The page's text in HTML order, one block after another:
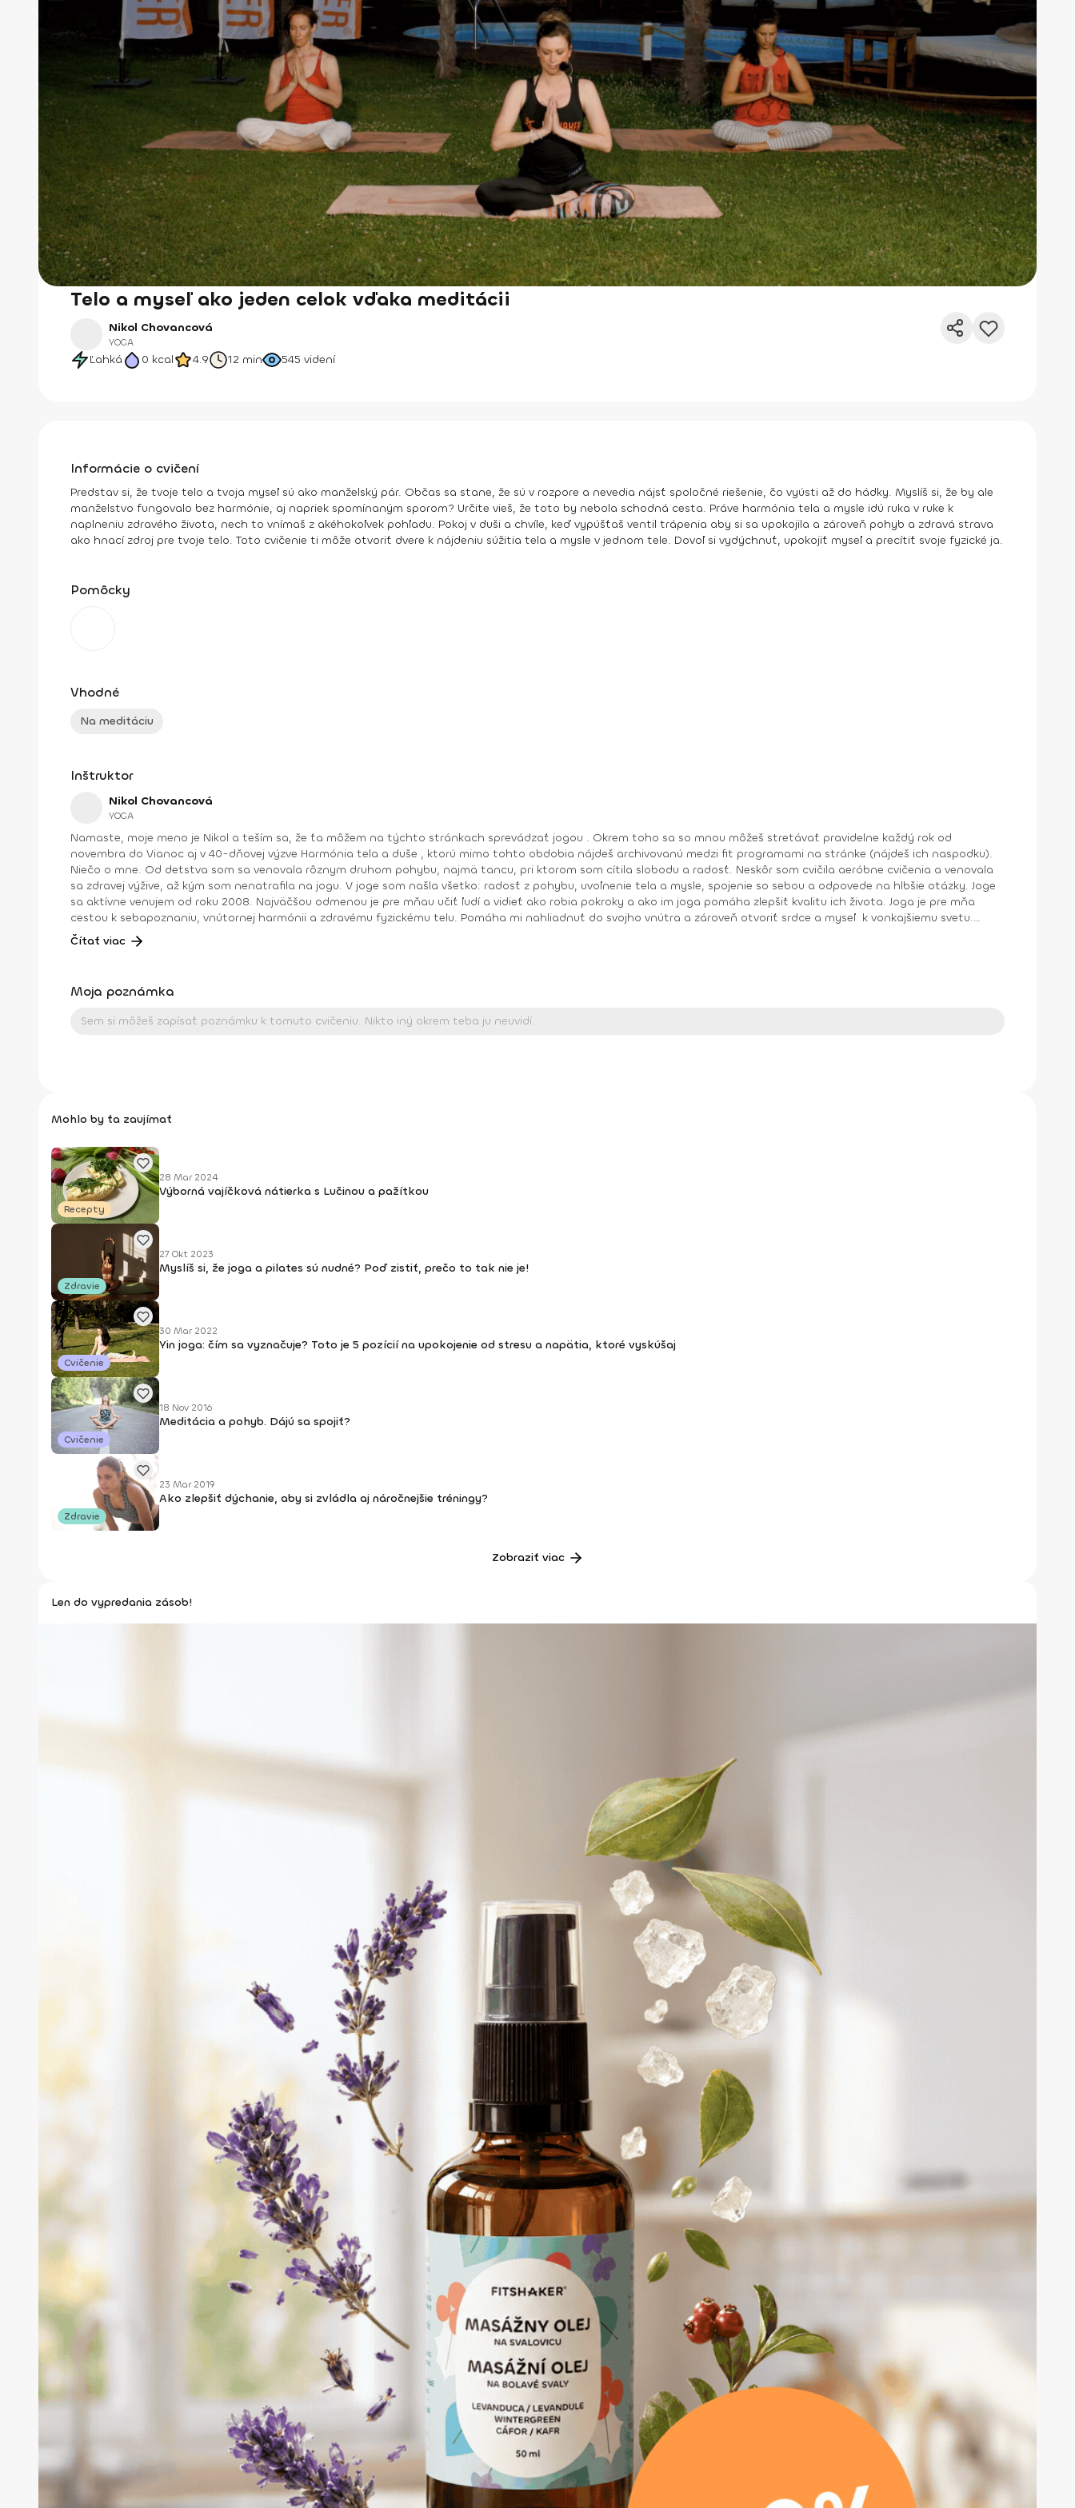
Telo a myseľ ako jeden celok vďaka meditácii
Nikol Chovancová
YOGA
Ľahká 0 kcal 4.9 12 min 545 videní
Informácie o cvičení
Predstav si, že tvoje telo a tvoja myseľ sú ako manželský pár. Občas sa stane, že sú v rozpore a nevedia nájsť spoločné riešenie, čo vyústi až do hádky. Myslíš si, že by ale
manželstvo fungovalo bez harmónie, aj napriek spomínaným sporom? Určite vieš, že toto by nebola schodná cesta. Práve harmónia tela a mysle idú ruka v ruke k
naplneniu zdravého života, nech to vnímaš z akéhokoľvek pohľadu. Pokoj v duši a chvíle, keď vypúšťaš ventil trápenia aby si sa upokojila a zároveň pohyb a zdravá strava
ako hnací zdroj pre tvoje telo. Toto cvičenie ti môže otvoriť dvere k nájdeniu súžitia tela a mysle v jednom tele. Dovoľ si vydýchnuť, upokojiť myseľ a precítiť svoje fyzické ja.
Pomôcky
Vhodné
Na meditáciu
Inštruktor
Nikol Chovancová
YOGA
Namaste, moje meno je Nikol a teším sa, že ťa môžem na týchto stránkach sprevádzať jogou . Okrem toho sa so mnou môžeš stretávať pravidelne každý rok od
novembra do Vianoc aj v 40-dňovej výzve Harmónia tela a duše , ktorú mimo tohto obdobia nájdeš archivovanú medzi fit programami na stránke (nájdeš ich naspodku).
Niečo o mne. Od detstva som sa venovala rôznym druhom pohybu, najmä tancu, pri ktorom som cítila slobodu a radosť. Neskôr som cvičila aeróbne cvičenia a venovala
sa zdravej výžive, až kým som nenatrafila na jogu. V joge som našla všetko: radosť z pohybu, uvoľnenie tela a mysle, spojenie so sebou a odpovede na hlbšie otázky. Joge
sa aktívne venujem od roku 2008. Najväčšou odmenou je pre mňau učiť ľudí a vidieť ako robia pokroky a ako im joga pomáha zlepšiť kvalitu ich života. Joga je pre mňa
cestou k sebapoznaniu, vnútornej harmónii a zdravému fyzickému telu. Pomáha mi nahliadnuť do svojho vnútra a zároveň otvoriť srdce a myseľ k vonkajšiemu svetu.
Vďaka nej je môj život krajší, lepší a plnohodnotnejší. Viac info o mne a joge nájdete na mojej stránke nikolchovancova.sk Dosiahnuté vzdelanie: Inštruktor powerjogy,
stupeň 1 a 2 – Powerjoga Akadémia Slovensko – lektori: Bc. Michaela Hluchová (SR), Václav Krejčík (ČR) Intenzívny odborný seminár Gravid jogy – lektor Ing. Dana
Čítať viac
Moja poznámka
Mohlo by ťa zaujímať
Recepty
28 Mar 2024
Výborná vajíčková nátierka s Lučinou a pažítkou
Zdravie
27 Okt 2023
Myslíš si, že joga a pilates sú nudné? Poď zistiť, prečo to tak nie je!
Cvičenie
30 Mar 2022
Yin joga: čím sa vyznačuje? Toto je 5 pozícií na upokojenie od stresu a napätia, ktoré vyskúšaj
Cvičenie
18 Nov 2016
Meditácia a pohyb. Dájú sa spojiť?
Zdravie
23 Mar 2019
Ako zlepšiť dýchanie, aby si zvládla aj náročnejšie tréningy?
Zobraziť viac
Len do vypredania zásob!